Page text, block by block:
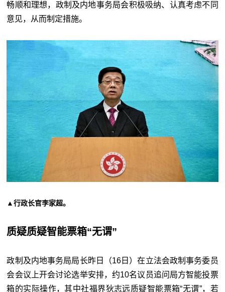
畅顺和理想，政制及内地事务局会积极吸纳、认真考虑不同
意见，从而制定措施。
▲行政长官李家超。
质疑质疑智能票箱“无谓”
政制及内地事务局局长昨日（16日）在立法会政制事务委员
会会议上开会讨论选举安排，约10名议员追问局方智能投票
箱的实际操作，其中社福界狄志远质疑智能票箱“无谓”，若